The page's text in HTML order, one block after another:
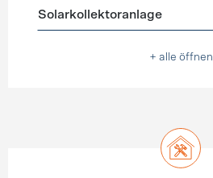
Förderprogramme
Solarkollektoranlage
+ alle öffnen